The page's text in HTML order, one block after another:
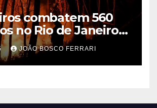
combatem 560
no Rio de Janeiro
JOÃO BOSCO FERRARI